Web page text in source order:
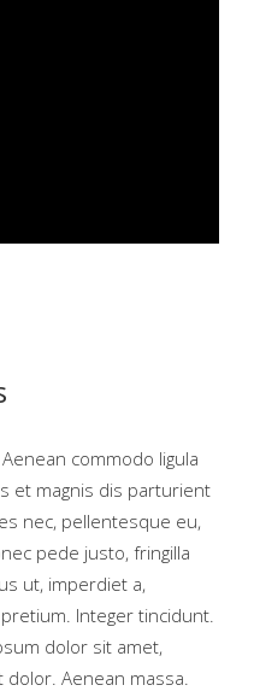
commodo ligula
et magnis dis parturient
nec, pellentesque eu,
pede justo, fringilla
ut, imperdiet a,
Integer tincidunt.
dolor sit amet,
dolor. Aenean massa.